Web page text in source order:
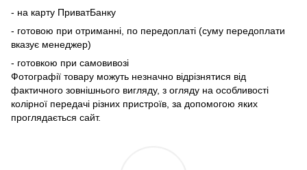
- на карту ПриватБанку
- готовою при отриманні, по передоплаті (суму передоплати
вказує менеджер)
- готовкою при самовивозі
Фотографії товару можуть незначно відрізнятися від
фактичного зовнішнього вигляду, з огляду на особливості
колірної передачі різних пристроїв, за допомогою яких
проглядається сайт.